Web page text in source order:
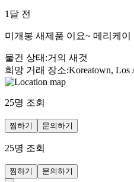
1달 전
미개봉 새제품 이요~ 메리케
물건 상태 :거의 새것
희망 거래 장소:Koreatown, Los
25명 조회
찜하기 문의하기
25명 조회
찜하기 문의하기